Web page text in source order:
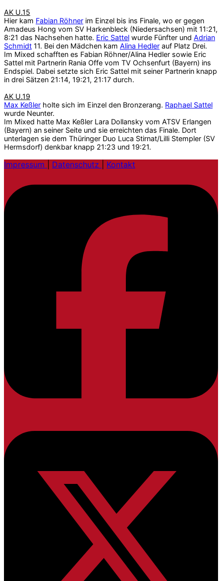
AK U.15
Hier kam Fabian Röhner im Einzel bis ins Finale, wo er gegen
Amadeus Hong vom SV Harkenbleck (Niedersachsen) mit 11:21,
8:21 das Nachsehen hatte. Eric Sattel wurde Fünfter und Adrian
Schmidt 11. Bei den Mädchen kam Alina Hedler auf Platz Drei.
Im Mixed schafften es Fabian Röhner/Alina Hedler sowie Eric
Sattel mit Partnerin Rania Offe vom TV Ochsenfurt (Bayern) ins
Endspiel. Dabei setzte sich Eric Sattel mit seiner Partnerin knapp
in drei Sätzen 21:14, 19:21, 21:17 durch.
AK U.19
Max Keßler holte sich im Einzel den Bronzerang. Raphael Sattel
wurde Neunter.
Im Mixed hatte Max Keßler Lara Dollansky vom ATSV Erlangen
(Bayern) an seiner Seite und sie erreichten das Finale. Dort
unterlagen sie dem Thüringer Duo Luca Stirnat/Lilli Stempler (SV
Hermsdorf) denkbar knapp 21:23 und 19:21.
Impressum Datenschutz Kontakt